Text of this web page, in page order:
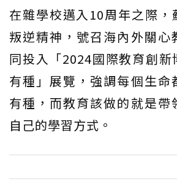
在雜學校邁入10周年之際，
叛逆精神，號召海內外關心
同投入「2024國際教育創新
有種」展覽，強調每個生命
有種，而教育該做的就是帶
自己的學習方式。